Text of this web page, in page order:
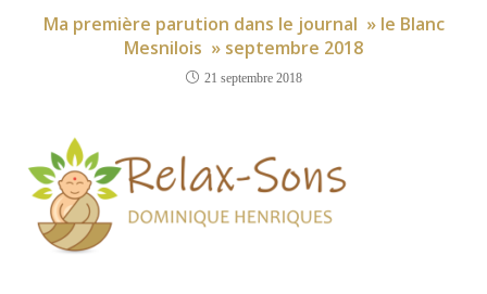
Ma première parution dans le journal » le Blanc
Mesnilois » septembre 2018
21 septembre 2018